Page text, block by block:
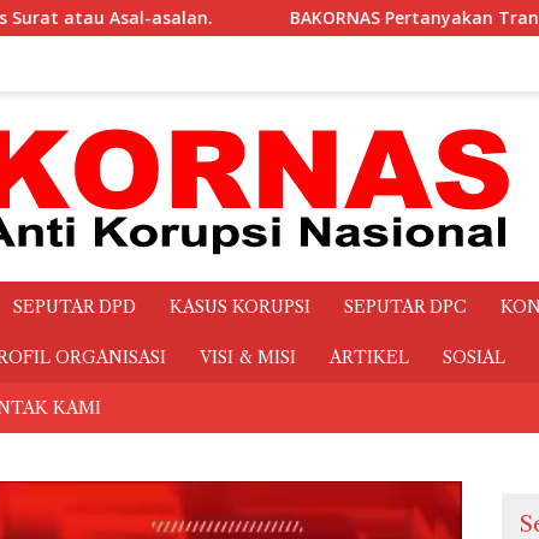
Pertanyakan Transparansi Makanan dan Minuman Rapat
SEPUTAR DPD KASUS KORUPSI SEPUTAR DPC
ORGANISASI VISI & MISI ARTIKEL SOSIAL
KAMI